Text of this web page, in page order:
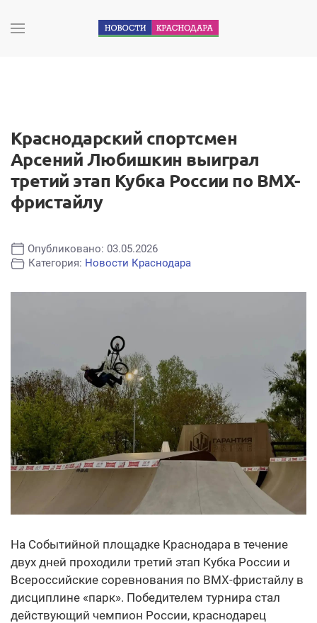
Краснодарский спортсмен
Арсений Любишкин выиграл
третий этап Кубка России по BMX-
фристайлу
Опубликовано: 03.05.2026
Категория: Новости Краснодара
На Событийной площадке Краснодара в течение
двух дней проходили третий этап Кубка России и
Всероссийские соревнования по BMX-фристайлу в
дисциплине «парк». Победителем турнира стал
действующий чемпион России, краснодарец